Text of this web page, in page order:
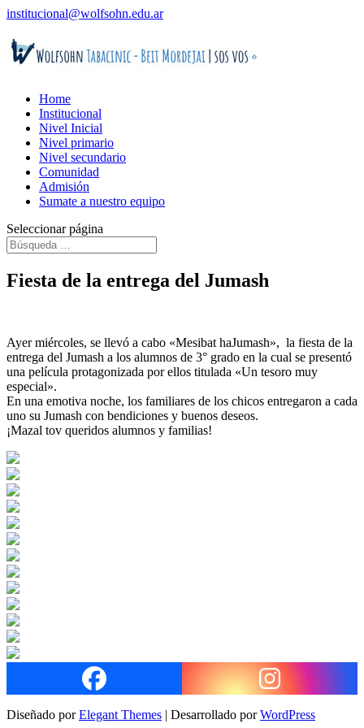
institucional@wolfsohn.edu.ar
Home
Institucional
Nivel Inicial
Nivel primario
Nivel secundario
Comunidad
Admisión
Sumate a nuestro equipo
Seleccionar página
Fiesta de la entrega del Jumash
Ayer miércoles, se llevó a cabo «Mesibat haJumash», la fiesta de la
entrega del Jumash a los alumnos de 3° grado en la cual se presentó
una película protagonizada por ellos titulada «Un tesoro muy
especial».
En una emotiva noche, los familiares de los chicos entregaron a cada
uno su Jumash con bendiciones y buenos deseos.
¡Mazal tov queridos alumnos y familias!
Diseñado porElegant Themes | Desarrollado porWordPress